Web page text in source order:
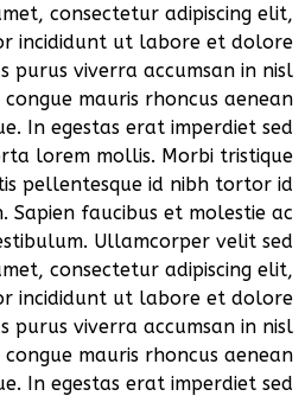
consectetur adipiscing elit,
incididunt ut labore et dolore
purus viverra accumsan in nisl
congue mauris rhoncus aenean
In egestas erat imperdiet sed
lorem mollis. Morbi tristique
pellentesque id nibh tortor id
Sapien faucibus et molestie ac
Ullamcorper velit sed
consectetur adipiscing elit,
incididunt ut labore et dolore
purus viverra accumsan in nisl
congue mauris rhoncus aenean
In egestas erat imperdiet sed